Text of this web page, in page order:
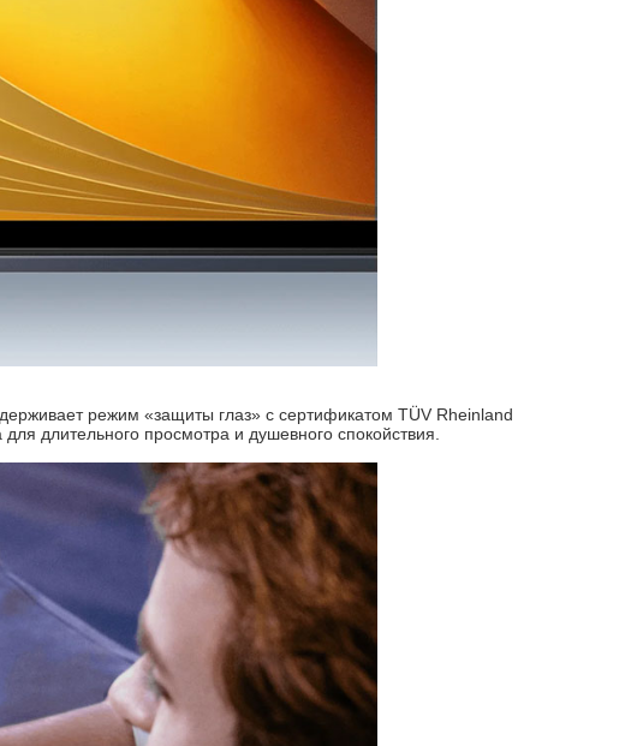
режим «защиты глаз» с сертификатом TÜV Rheinland
длительного просмотра и душевного спокойствия.